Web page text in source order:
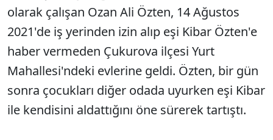
olarak çalışan Ozan Ali Özten, 14 Ağustos
2021'de iş yerinden izin alıp eşi Kibar Özten'e
haber vermeden Çukurova ilçesi Yurt
Mahallesi'ndeki evlerine geldi. Özten, bir gün
sonra çocukları diğer odada uyurken eşi Kibar
ile kendisini aldattığını öne sürerek tartıştı.